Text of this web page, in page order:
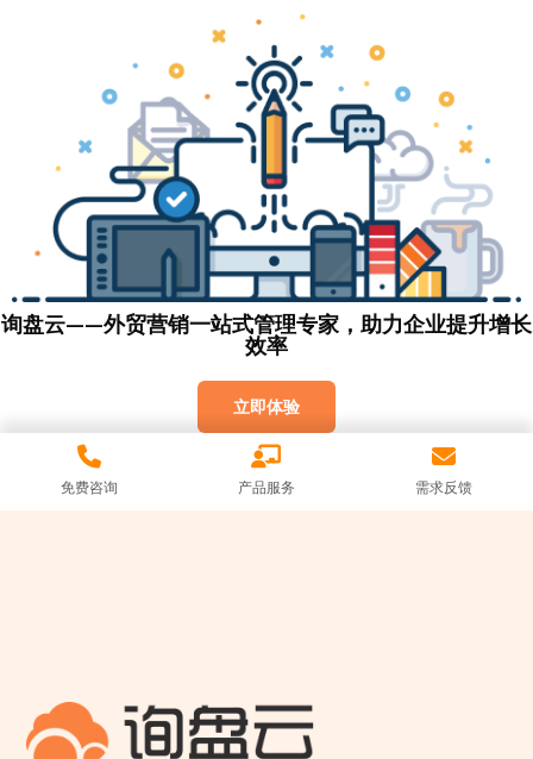
询盘云——外贸营销一站式管理专家，助力企业提升增长
效率
立即体验
免费咨询 产品服务 需求反馈